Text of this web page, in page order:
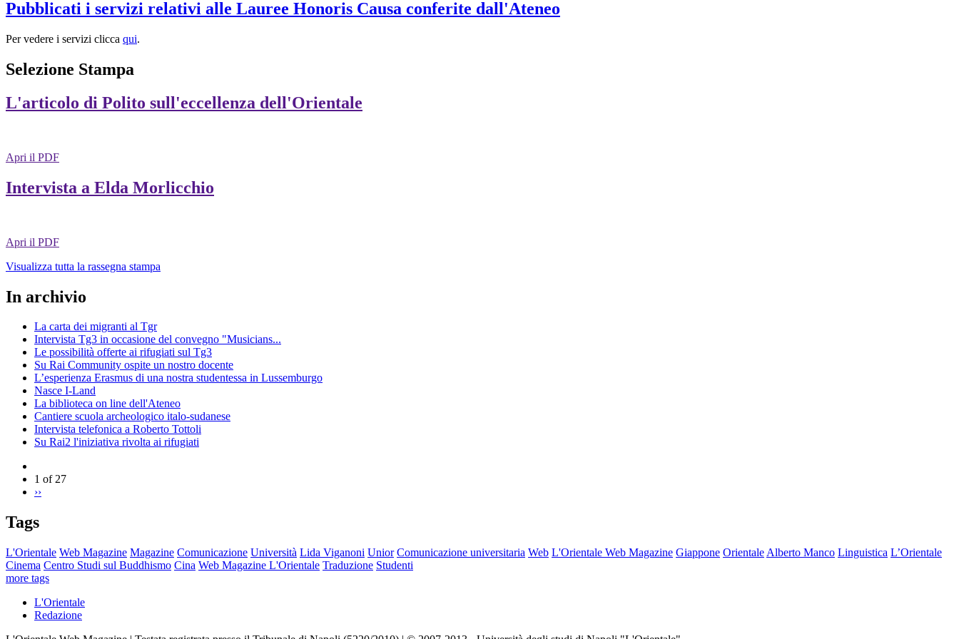
Pubblicati i servizi relativi alle Lauree Honoris Causa conferite dall'Ateneo
Per vedere i servizi clicca qui.
Selezione Stampa
L'articolo di Polito sull'eccellenza dell'Orientale
Apri il PDF
Intervista a Elda Morlicchio
Apri il PDF
Visualizza tutta la rassegna stampa
In archivio
La carta dei migranti al Tgr
Intervista Tg3 in occasione del convegno "Musicians...
Le possibilità offerte ai rifugiati sul Tg3
Su Rai Community ospite un nostro docente
L’esperienza Erasmus di una nostra studentessa in Lussemburgo
Nasce I-Land
La biblioteca on line dell'Ateneo
Cantiere scuola archeologico italo-sudanese
Intervista telefonica a Roberto Tottoli
Su Rai2 l'iniziativa rivolta ai rifugiati
1 of 27
››
Tags
L'Orientale Web Magazine Magazine Comunicazione Università Lida Viganoni Unior Comunicazione universitaria Web L'Orientale Web Magazine Giappone Orientale Alberto Manco Linguistica L’Orientale
Cinema Centro Studi sul Buddhismo Cina Web Magazine L'Orientale Traduzione Studenti
more tags
L'Orientale
Redazione